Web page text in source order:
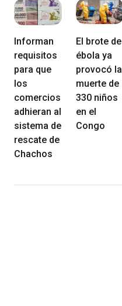
Informan
requisitos
para que
los
comercios
adhieran al
sistema de
rescate de
Chachos
El brote de
ébola ya
provocó la
muerte de
330 niños
en el
Congo